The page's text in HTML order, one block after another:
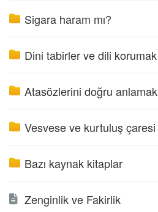
Sigara haram mı?
Dini tabirler ve dili korumak
Atasözlerini doğru anlamak
Vesvese ve kurtuluş çaresi
Bazı kaynak kitaplar
Zenginlik ve Fakirlik